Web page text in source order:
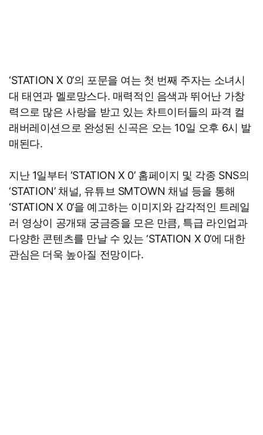
‘STATION X 0’의 포문을 여는 첫 번째 주자는 소녀시
대 태연과 멜로망스다. 매력적인 음색과 뛰어난 가창
력으로 많은 사랑을 받고 있는 차트이터들의 파격 컬
래버레이션으로 완성된 신곡은 오는 10일 오후 6시 발
매된다.
지난 1일부터 ‘STATION X 0’ 홈페이지 및 각종 SNS의
‘STATION’ 채널, 유튜브 SMTOWN 채널 등을 통해
‘STATION X 0’을 예고하는 이미지와 감각적인 트레일
러 영상이 공개돼 궁금증을 모은 만큼, 특급 라인업과
다양한 콘텐츠를 만날 수 있는 ‘STATION X 0’에 대한
관심은 더욱 높아질 전망이다.